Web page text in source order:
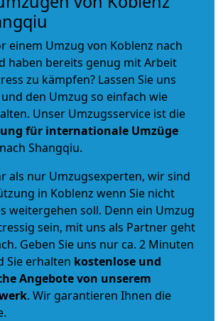
einem Umzug von Koblenz nach
haben bereits genug mit Arbeit
zu kämpfen? Lassen Sie uns
den Umzug so einfach wie
Unser Umzugsservice ist die
für internationale Umzüge
Shangqiu.
als nur Umzugsexperten, wir sind
in Koblenz wenn Sie nicht
weitergehen soll. Denn ein Umzug
sein, mit uns als Partner geht
Geben Sie uns nur ca. 2 Minuten
Sie erhalten kostenlose und
Angebote von unserem
. Wir garantieren Ihnen die